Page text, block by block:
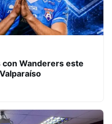
con Wanderers este